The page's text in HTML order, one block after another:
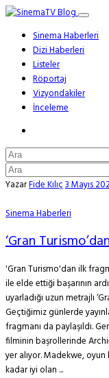
Sinema Haberleri
Dizi Haberleri
Listeler
Röportaj
Vizyondakiler
İnceleme
YazarFide Kılıç3 Mayıs
Sinema Haberleri
‘Gran
'Gran Turismo'dan ilk
ile elde ettiği başarının
uyarladığı uzun metrajlı
Geçtiğimiz günlerde
fragmanı da paylaşıldı.
filminin başrollerinde
yer alıyor. Madekwe,
kadar iyi olan ...